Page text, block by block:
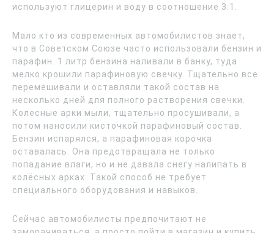
используют глицерин и воду в соотношение 3:1.
Мало кто из современных автомобилистов знает,
что в Советском Союзе часто использовали бензин и
парафин. 1 литр бензина наливали в банку, туда
мелко крошили парафиновую свечку. Тщательно все
перемешивали и оставляли такой состав на
несколько дней для полного растворения свечки.
Колесные арки мыли, тщательно просушивали, а
потом наносили кисточкой парафиновый состав.
Бензин испарялся, а парафиновая корочка
оставалась. Она предотвращала не только
попадание влаги, но и не давала снегу налипать в
колёсных арках. Такой способ не требует
специального оборудования и навыков.
Сейчас автомобилисты предпочитают не